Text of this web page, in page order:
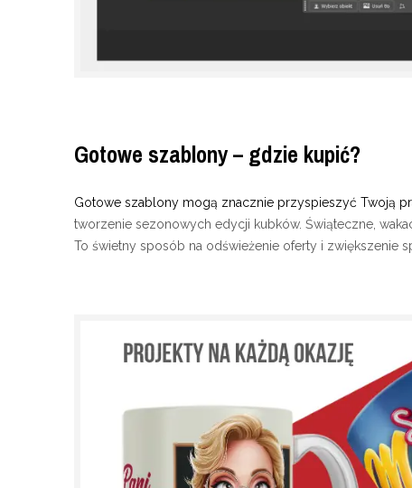
Gotowe szablony – gdzie kupić?
Gotowe szablony mogą znacznie przyspieszyć Twoją
tworzenie sezonowych edycji kubków. Świąteczne,
To świetny sposób na odświeżenie oferty i zwiększenie